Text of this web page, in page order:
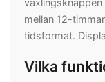
mellan 12-
tidsformat.
Vilka